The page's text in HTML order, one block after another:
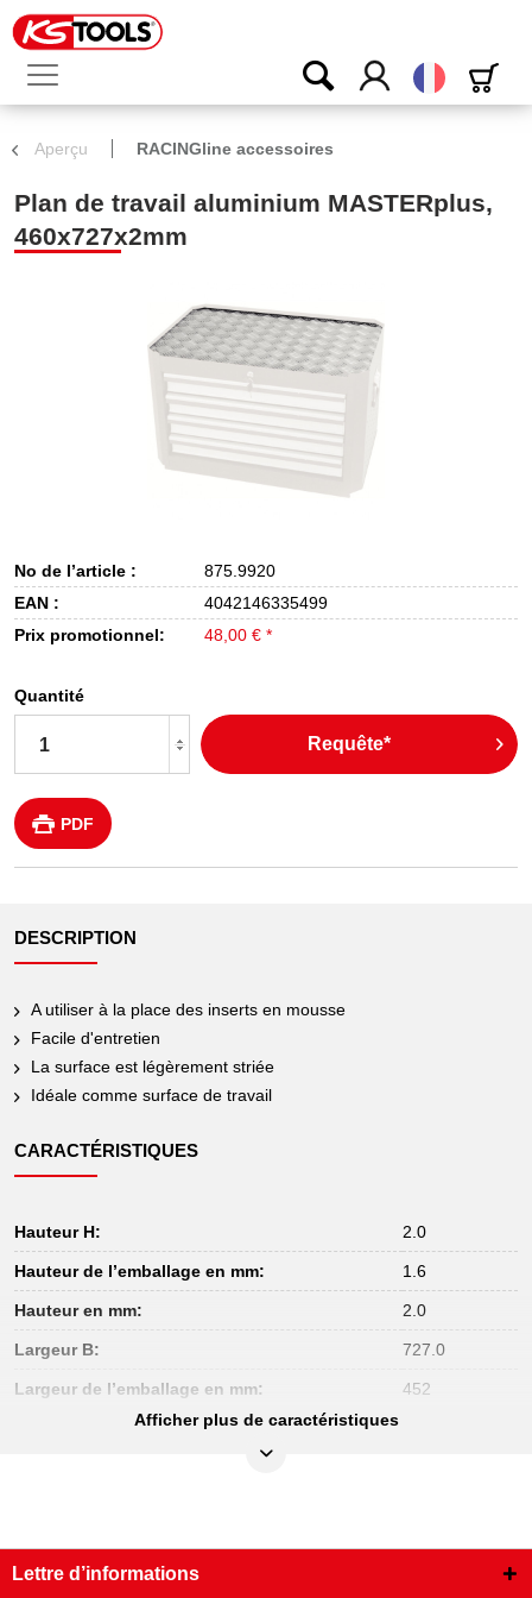
Français
Aperçu RACINGline accessoires
Plan de travail aluminium MASTERplus,
460x727x2mm
No de l’article :
875.9920
EAN :
4042146335499
Prix promotionnel:
48,00 € *
Quantité
Requête*
PDF
DESCRIPTION
A utiliser à la place des inserts en mousse
Facile d'entretien
La surface est légèrement striée
Idéale comme surface de travail
CARACTÉRISTIQUES
Hauteur H: 2.0
Hauteur de l’emballage en mm: 1.6
Hauteur en mm: 2.0
Largeur B: 727.0
Largeur de l’emballage en mm: 452
Largeur en mm:
Matière: Aluminium
Poids en g:
Afficher plus de caractéristiques
Lettre d’informations